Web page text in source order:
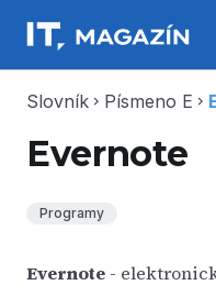
Slovník chevron_right Písmeno E chevron_right
Evernote
Programy
Evernote -